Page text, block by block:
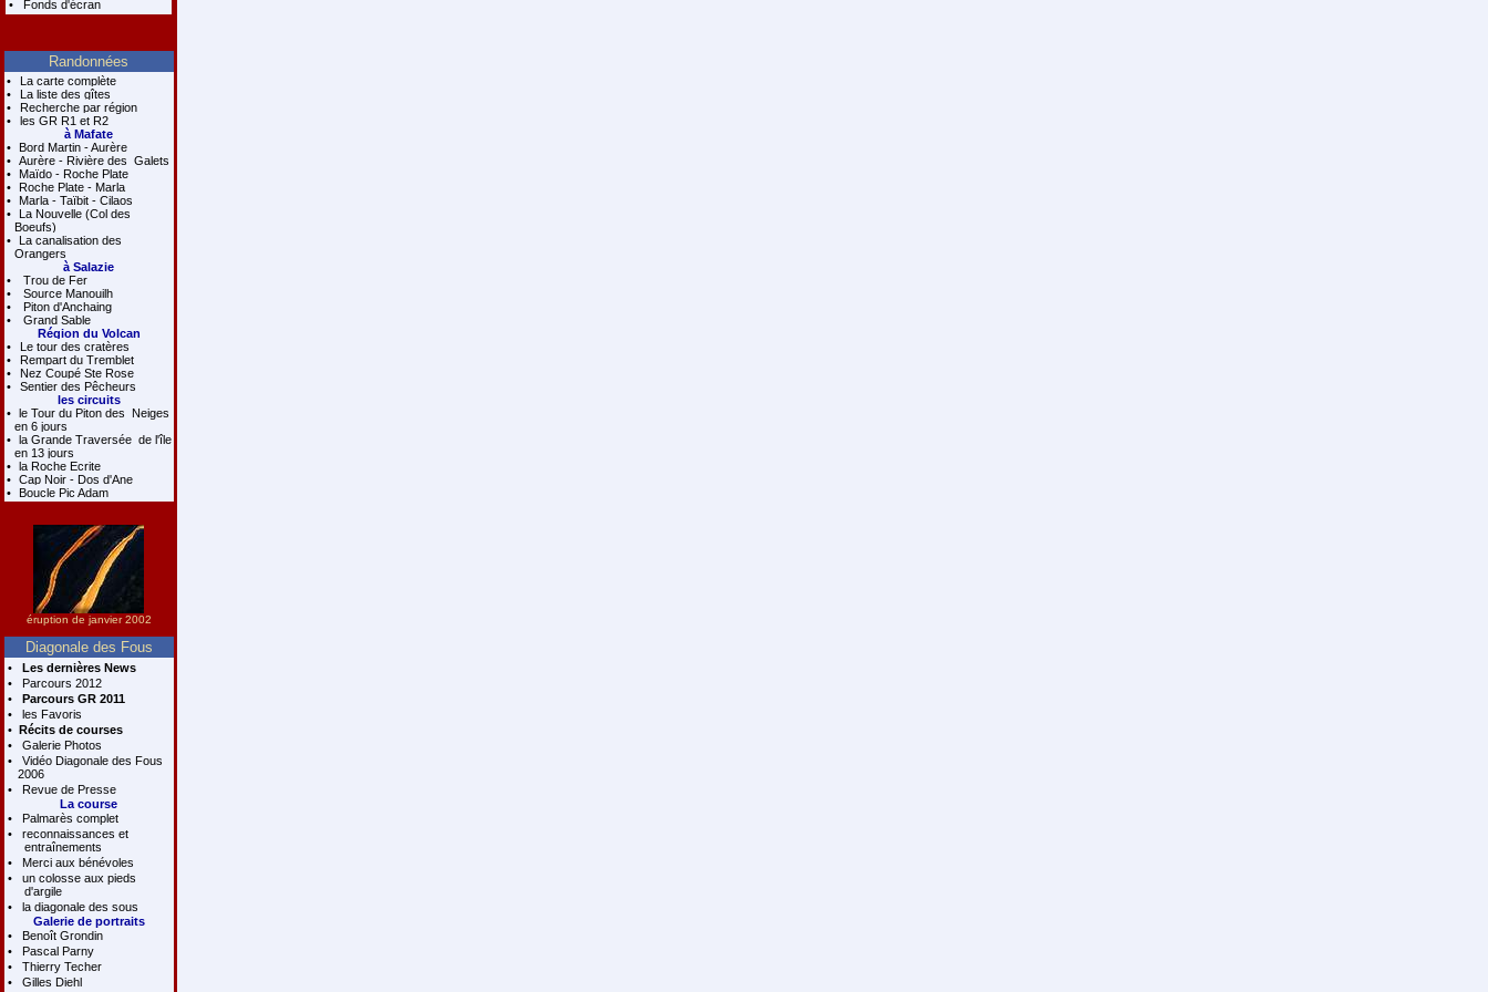
•
Fonds d'écran
Randonnées
•
La carte complète
•
La liste des gîtes
•
Recherche par région
•
les GR R1 et R2
à Mafate
• Bord Martin - Aurère
• Aurère - Rivière des Galets
• Maïdo - Roche Plate
• Roche Plate - Marla
• Marla - Taïbit - Cilaos
• La Nouvelle (Col des
Boeufs)
• La canalisation des
Orangers
à Salazie
•
Trou de Fer
•
Source Manouilh
•
Piton d'Anchaing
•
Grand Sable
Région du Volcan
•
Le tour des cratères
•
Rempart du Tremblet
•
Nez Coupé Ste Rose
•
Sentier des Pêcheurs
les circuits
• le Tour du Piton des Neiges
en 6 jours
• la Grande Traversée de l'île
en 13 jours
• la Roche Ecrite
• Cap Noir - Dos d'Ane
• Boucle Pic Adam
éruption de janvier 2002
Diagonale des Fous
•
Les dernières News
•
Parcours 2012
•
Parcours GR 2011
•
les Favoris
• Récits de courses
•
Galerie Photos
•
Vidéo Diagonale des Fous
2006
•
Revue de Presse
La course
•
Palmarès complet
•
reconnaissances et
entraînements
•
Merci aux bénévoles
•
un colosse aux pieds
d'argile
•
la diagonale des sous
Galerie de portraits
•
Benoît Grondin
•
Pascal Parny
•
Thierry Techer
•
Gilles Diehl